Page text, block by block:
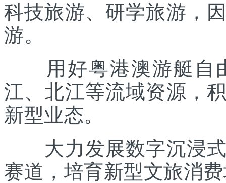
科技旅游、研学旅游，
游。
用好粤港澳游艇自
江、北江等流域资源，
新型业态。
大力发展数字沉浸式
赛道，培育新型文旅消